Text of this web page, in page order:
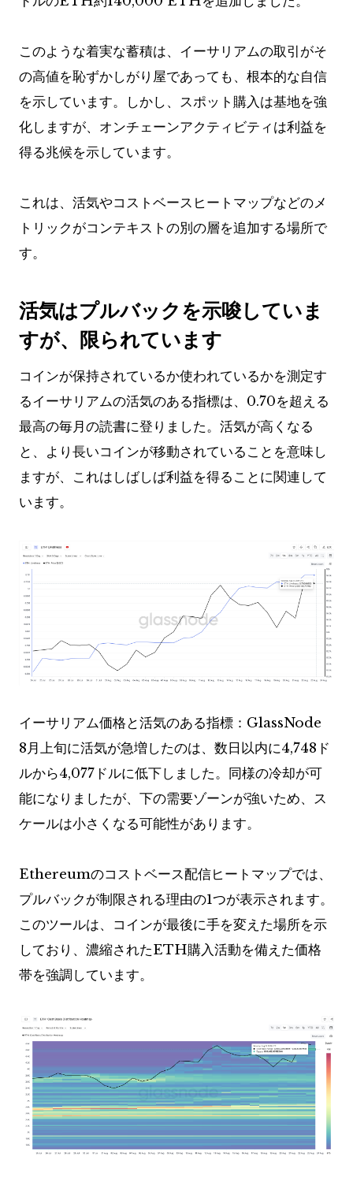
このような着実な蓄積は、イーサリアムの取引がそ
の高値を恥ずかしがり屋であっても、根本的な自信
を示しています。しかし、スポット購入は基地を強
化しますが、オンチェーンアクティビティは利益を
得る兆候を示しています。
これは、活気やコストベースヒートマップなどのメ
トリックがコンテキストの別の層を追加する場所で
す。
活気はプルバックを示唆していま
すが、限られています
コインが保持されているか使われているかを測定す
るイーサリアムの活気のある指標は、0.70を超える
最高の毎月の読書に登りました。活気が高くなる
と、より長いコインが移動されていることを意味し
ますが、これはしばしば利益を得ることに関連して
います。
イーサリアム価格と活気のある指標：GlassNode
8月上旬に活気が急増したのは、数日以内に4,748ド
ルから4,077ドルに低下しました。同様の冷却が可
能になりましたが、下の需要ゾーンが強いため、ス
ケールは小さくなる可能性があります。
Ethereumのコストベース配信ヒートマップでは、
プルバックが制限される理由の1つが表示されます。
このツールは、コインが最後に手を変えた場所を示
しており、濃縮されたETH購入活動を備えた価格
帯を強調しています。